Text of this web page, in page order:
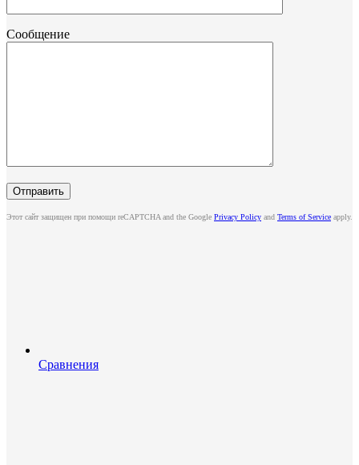
Сообщение
Этот сайт защищен при помощи reCAPTCHA and the Google Privacy Policy and Terms of Service apply.
Сравнения